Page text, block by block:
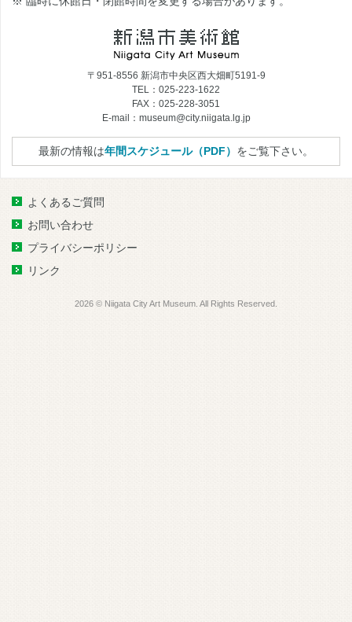
〒951-8556 新潟市中央区西大畑町5191-9
TEL：025-223-1622
FAX：025-228-3051
E-mail：museum@city.niigata.lg.jp
最新の情報は年間スケジュール（PDF） をご覧下さい。
よくあるご質問
お問い合わせ
プライバシーポリシー
リンク
2026 © Niigata City Art Museum. All Rights Reserved.